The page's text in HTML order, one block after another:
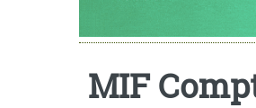
MIF